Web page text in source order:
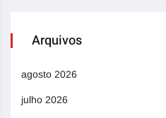
Arquivos
agosto 2026
julho 2026